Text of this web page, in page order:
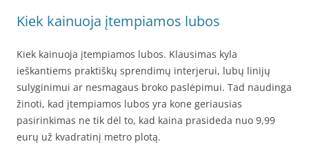
Kiek kainuoja įtempiamos lubos
Kiek kainuoja įtempiamos lubos. Klausimas kyla
ieškantiems praktiškų sprendimų interjerui, lubų linijų
sulyginimui ar nesmagaus broko paslėpimui. Tad naudinga
žinoti, kad įtempiamos lubos yra kone geriausias
pasirinkimas ne tik dėl to, kad kaina prasideda nuo 9,99
eurų už kvadratinį metro plotą.